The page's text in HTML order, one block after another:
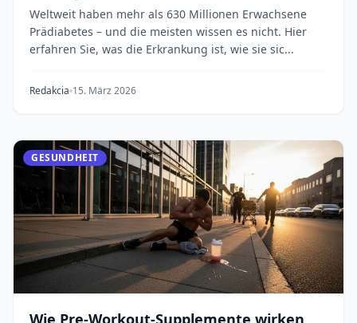
Weltweit haben mehr als 630 Millionen Erwachsene
Prädiabetes – und die meisten wissen es nicht. Hier
erfahren Sie, was die Erkrankung ist, wie sie sic...
Redakcia 15. März 2026
GESUNDHEIT
Wie Pre-Workout-Supplemente wirken